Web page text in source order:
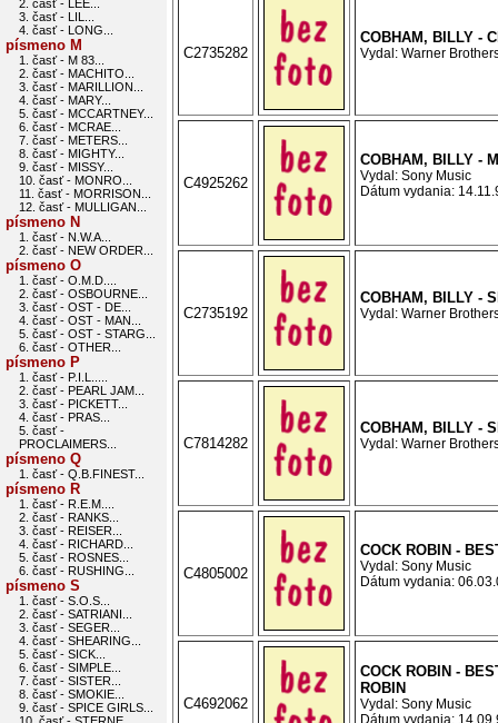
2. časť - LEE...
3. časť - LIL...
4. časť - LONG...
písmeno M
1. časť - M 83...
2. časť - MACHITO...
3. časť - MARILLION...
4. časť - MARY...
5. časť - MCCARTNEY...
6. časť - MCRAE...
7. časť - METERS...
8. časť - MIGHTY...
9. časť - MISSY...
10. časť - MONRO...
11. časť - MORRISON...
12. časť - MULLIGAN...
písmeno N
1. časť - N.W.A...
2. časť - NEW ORDER...
písmeno O
1. časť - O.M.D....
2. časť - OSBOURNE...
3. časť - OST - DE...
4. časť - OST - MAN...
5. časť - OST - STARG...
6. časť - OTHER...
písmeno P
1. časť - P.I.L.....
2. časť - PEARL JAM...
3. časť - PICKETT...
4. časť - PRAS...
5. časť -
PROCLAIMERS...
písmeno Q
1. časť - Q.B.FINEST...
písmeno R
1. časť - R.E.M....
2. časť - RANKS...
3. časť - REISER...
4. časť - RICHARD...
5. časť - ROSNES...
6. časť - RUSHING...
písmeno S
1. časť - S.O.S...
2. časť - SATRIANI...
3. časť - SEGER...
4. časť - SHEARING...
5. časť - SICK...
6. časť - SIMPLE...
7. časť - SISTER...
8. časť - SMOKIE...
9. časť - SPICE GIRLS...
C2735282
COBHAM, BILLY -
Vydal: Warner
C4925262
COBHAM, BILLY -
Vydal: Sony Music
Dátum vydania:
C2735192
COBHAM, BILLY -
Vydal: Warner
C7814282
COBHAM, BILLY -
Vydal: Warner
C4805002
COCK ROBIN -
Vydal: Sony Music
Dátum vydania:
C4692062
COCK ROBIN -
ROBIN
Vydal: Sony Music
Dátum vydania: